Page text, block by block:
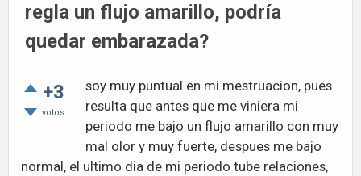
regla un flujo amarillo, podría
quedar embarazada?
+3
votos
soy muy puntual en mi mestruacion, pues
resulta que antes que me viniera mi
periodo me bajo un flujo amarillo con muy
mal olor y muy fuerte, despues me bajo
normal, el ultimo dia de mi periodo tube relaciones,